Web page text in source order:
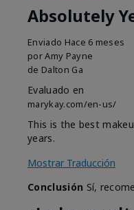
Absolutely
Enviado Hace 6 meses
porAmy Payne
de Dalton Ga
Evaluado en
marykay.com/en-us/
This is the best
years.
Mostrar Traducción
Conclusión Sí,